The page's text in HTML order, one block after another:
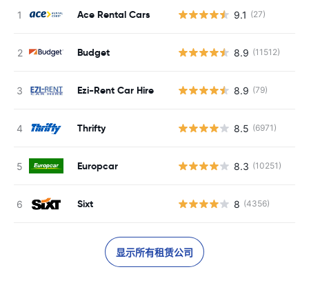
Ace Rental Cars 9.1 (27)
Budget 8.9 (11512)
Ezi-Rent Car Hire 8.9 (79)
Thrifty 8.5 (6971)
Europcar 8.3 (10251)
Sixt 8 (4356)
显示所有租赁公司